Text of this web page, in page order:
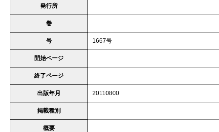
発行所
巻
号 1667号
開始ページ
終了ページ
出版年月 20110800
掲載種別
概要